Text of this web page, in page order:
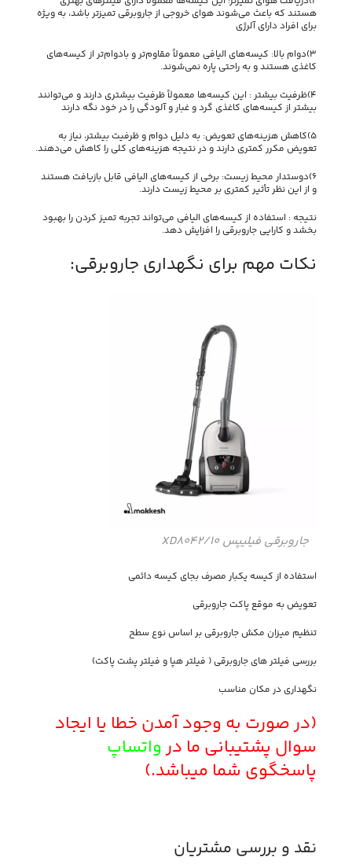
هستند که باعث می‌شوند هوای خروجی از جاروبرقی تمیزتر باشد، به ویژه
برای افراد دارای آلرژی
3)دوام بالا: کیسه‌های الیافی معمولاً مقاوم‌تر و بادوام‌تر از کیسه‌های
کاغذی هستند و به راحتی پاره نمی‌شوند.
4)ظرفیت بیشتر : این کیسه‌ها معمولاً ظرفیت بیشتری دارند و می‌توانند
بیشتر از کیسه‌های کاغذی گرد و غبار و آلودگی را در خود نگه دارند
5)کاهش هزینه‌های تعویض: به دلیل دوام و ظرفیت بیشتر، نیاز به
تعویض مکرر کمتری دارند و در نتیجه هزینه‌های کلی را کاهش می‌دهند.
6)دوستدار محیط زیست: برخی از کیسه‌های الیافی قابل بازیافت هستند
و از این نظر تأثیر کمتری بر محیط زیست دارند.
نتیجه : استفاده از کیسه‌های الیافی می‌تواند تجربه تمیز کردن را بهبود
بخشد و کارایی جاروبرقی را افزایش دهد.
نکات مهم برای نگهداری جاروبرقی:
جاروبرقی فیلیپس XD8042/10
استفاده از کیسه یکبار مصرف بجای کیسه دائمی
تعویض به موقع پاکت جاروبرقی
تنظیم میزان مکش جاروبرقی بر اساس نوع سطح
بررسی فیلتر های جاروبرقی ( فیلتر هپا و فیلتر پشت پاکت)
نگهداری در مکان مناسب
(در صورت به وجود آمدن خطا یا ایجاد
سوال پشتیبانی ما درواتساپ
پاسخگوی شما میباشد.)
نقد و بررسی مشتریان